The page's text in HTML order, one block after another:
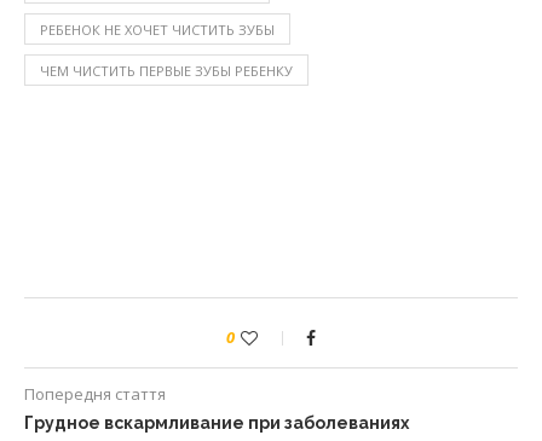
РЕБЕНОК НЕ ХОЧЕТ ЧИСТИТЬ ЗУБЫ
ЧЕМ ЧИСТИТЬ ПЕРВЫЕ ЗУБЫ РЕБЕНКУ
0
Попередня стаття
Грудное вскармливание при заболеваниях